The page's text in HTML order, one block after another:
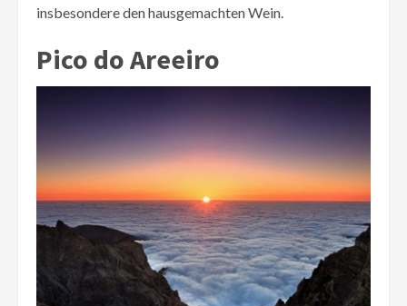
insbesondere den hausgemachten Wein.
Pico do Areeiro